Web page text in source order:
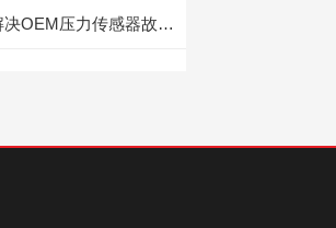
及时解决OEM压力传感器故障是保障系统可靠运行的关键